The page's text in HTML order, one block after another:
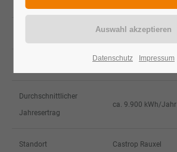
27
Durchschnittlicher
Jahresertrag
ca. 9.900 kWh/Jahr
Standort Castrop Rauxel
Datenschutz Impressum